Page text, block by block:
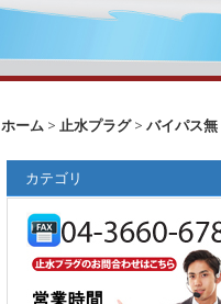
ホーム > 止水プラグ> バイパス無
カテゴリ